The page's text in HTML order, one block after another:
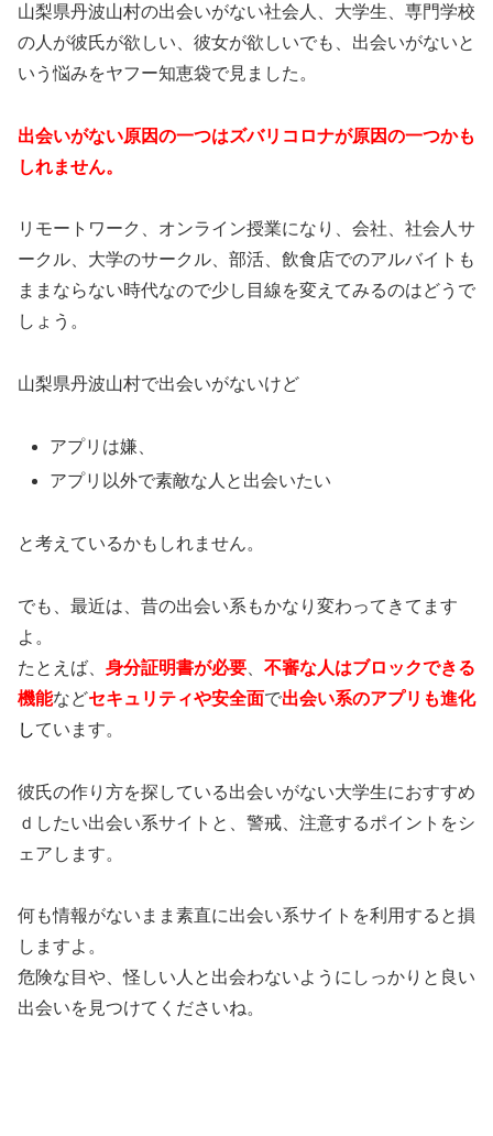
山梨県丹波山村の出会いがない社会人、大学生、専門学校
の人が彼氏が欲しい、彼女が欲しいでも、出会いがないと
いう悩みをヤフー知恵袋で見ました。
出会いがない原因の一つはズバリコロナが原因の一つかも
しれません。
リモートワーク、オンライン授業になり、会社、社会人サ
ークル、大学のサークル、部活、飲食店でのアルバイトも
ままならない時代なので少し目線を変えてみるのはどうで
しょう。
山梨県丹波山村で出会いがないけど
アプリは嫌、
アプリ以外で素敵な人と出会いたい
と考えているかもしれません。
でも、最近は、昔の出会い系もかなり変わってきてます
よ。
たとえば、 身分証明書が必要
不審な人はブロックできる
機能などセキュリティや安全面で出会い系のアプリも進化
しています。
彼氏の作り方を探している出会いがない大学生におすすめ
ｄしたい出会い系サイトと、警戒、注意するポイントをシ
ェアします。
何も情報がないまま素直に出会い系サイトを利用すると損
しますよ。
危険な目や、怪しい人と出会わないようにしっかりと良い
出会いを見つけてくださいね。